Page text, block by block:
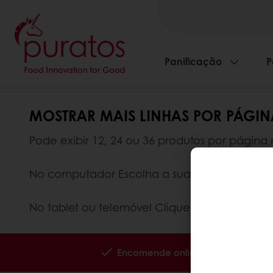
Panificação
MOSTRAR MAIS LINHAS POR
Pode exibir 12, 24 ou 36 produtos por
No computador Escolha a sua opção no
No tablet ou telemóvel Clique no botão
Encomende online 24/7